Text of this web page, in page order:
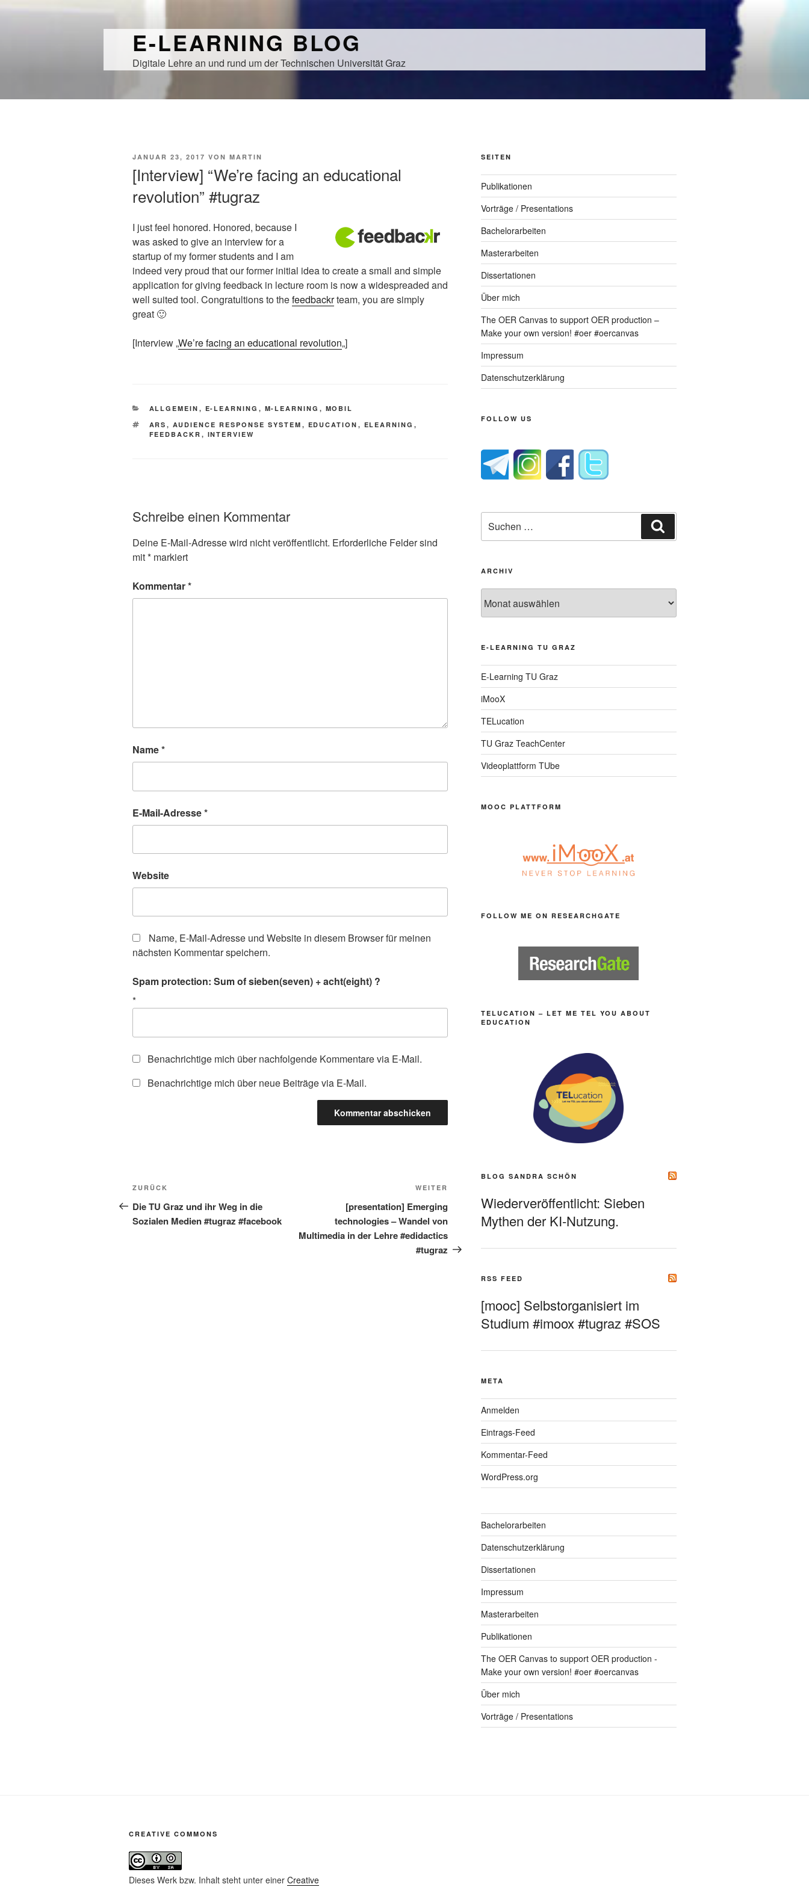
E-LEARNING BLOG
Digitale Lehre an und rund um der Technischen Universität Graz
VERÖFFENTLICHT
JANUAR 23, 2017 VON MARTIN
[Interview] “We’re facing an educational
revolution” #tugraz
I just feel honored. Honored, because I
was asked to give an interview for a
startup of my former students and I am
indeed very proud that our former initial idea to create a small and simple
application for giving feedback in lecture room is now a widespreaded and
well suited tool. Congratultions to thefeedbackrteam, you are simply
great 🙂
[Interview „We’re facing an educational revolution„]
KATEGORIEN
ALLGEMEIN , E-LEARNING , M-LEARNING , MOBIL
SCHLAGWÖRTER
ARS , AUDIENCE RESPONSE SYSTEM , EDUCATION , ELEARNING ,
FEEDBACKR , INTERVIEW
Schreibe einen Kommentar
Deine E-Mail-Adresse wird nicht veröffentlicht. Erforderliche Felder sind
mit* markiert
Kommentar*
Name*
E-Mail-Adresse*
Website
Name, E-Mail-Adresse und Website in diesem Browser für meinen
nächsten Kommentar speichern.
Spam protection: Sum of sieben(seven) + acht(eight) ?
*
Benachrichtige mich über nachfolgende Kommentare via E-Mail.
Benachrichtige mich über neue Beiträge via E-Mail.
Beitragsnavigation
Vorheriger
Beitrag
ZURÜCK
Die TU Graz und ihr Weg in die
Sozialen Medien #tugraz #facebook
WEITER
[presentation] Emerging
technologies – Wandel von
Multimedia in der Lehre #edidactics
#tugraz
SEITEN
Publikationen
Vorträge / Presentations
Bachelorarbeiten
Masterarbeiten
Dissertationen
Über mich
The OER Canvas to support OER production –
Make your own version! #oer #oercanvas
Impressum
Datenschutzerklärung
FOLLOW US
nach:
ARCHIV
E-LEARNING TU GRAZ
E-Learning TU Graz
iMooX
TELucation
TU Graz TeachCenter
Videoplattform TUbe
MOOC PLATTFORM
FOLLOW ME ON RESEARCHGATE
TELUCATION – LET ME TEL YOU ABOUT
EDUCATION
BLOG SANDRA SCHÖN
Wiederveröffentlicht: Sieben
Mythen der KI-Nutzung.
RSS FEED
[mooc] Selbstorganisiert im
Studium #imoox #tugraz #SOS
META
Anmelden
Eintrags-Feed
Kommentar-Feed
WordPress.org
Bachelorarbeiten
Datenschutzerklärung
Dissertationen
Impressum
Masterarbeiten
Publikationen
The OER Canvas to support OER production -
Make your own version! #oer #oercanvas
Über mich
Vorträge / Presentations
CREATIVE COMMONS
Dieses Werk bzw. Inhalt steht unter einer Creative